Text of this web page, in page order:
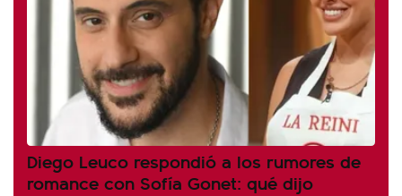
Diego Leuco respondió a los rumores de
romance con Sofía Gonet: qué dijo